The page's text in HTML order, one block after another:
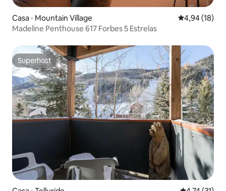
Casa ⋅ Mountain Village 4,94 de uma
4,94 (18)
Madeline Penthouse 617 Forbes 5 Estrelas
Superhost
Superhost